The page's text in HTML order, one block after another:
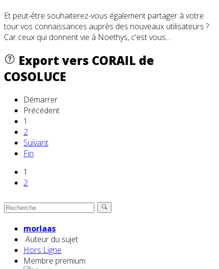
Et peut-être souhaiterez-vous également partager à votre
tour vos connaissances auprès des nouveaux utilisateurs ?
Car ceux qui donnent vie à Noethys, c'est vous...
Export vers CORAIL de
COSOLUCE
Démarrer
Précédent
1
2
Suivant
Fin
1
2
morlaas
Auteur du sujet
Hors Ligne
Membre premium